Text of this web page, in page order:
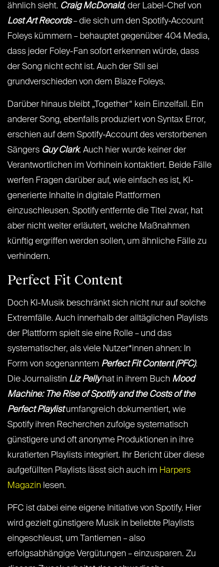
ähnlich sieht. Craig McDonald, der Label-Chef von
Lost Art Records– die sich um den Spotify-Account
Foleys kümmern – behauptet gegenüber 404 Media,
dass jeder Foley-Fan sofort erkennen würde, dass
der Song nicht echt ist. Auch der Stil sei
grundverschieden von dem Blaze Foleys.
Darüber hinaus bleibt „Together“ kein Einzelfall. Ein
anderer Song, ebenfalls produziert von Syntax Error,
erschien auf dem Spotify-Account des verstorbenen
Sängers Guy Clark. Auch hier wurde keiner der
Verantwortlichen im Vorhinein kontaktiert. Beide Fälle
werfen Fragen darüber auf, wie einfach es ist, KI-
generierte Inhalte in digitale Plattformen
einzuschleusen. Spotify entfernte die Titel zwar, hat
aber nicht weiter erläutert, welche Maßnahmen
künftig ergriffen werden sollen, um ähnliche Fälle zu
verhindern.
Perfect Fit Content
Doch KI-Musik beschränkt sich nicht nur auf solche
Extremfälle. Auch innerhalb der alltäglichen Playlists
der Plattform spielt sie eine Rolle – und das
systematischer, als viele Nutzer*innen ahnen: In
Form von sogenanntem Perfect Fit Content (PFC).
Die Journalistin Liz Pellyhat in ihrem Buch Mood
Machine: The Rise of Spotify and the Costs of the
Perfect Playlistumfangreich dokumentiert, wie
Spotify ihren Recherchen zufolge systematisch
günstigere und oft anonyme Produktionen in ihre
kuratierten Playlists integriert. Ihr Bericht über diese
aufgefüllten Playlists lässt sich auch im Harpers
Magazin lesen.
PFC ist dabei eine eigene Initiative von Spotify. Hier
wird gezielt günstigere Musik in beliebte Playlists
eingeschleust, um Tantiemen – also
erfolgsabhängige Vergütungen – einzusparen. Zu